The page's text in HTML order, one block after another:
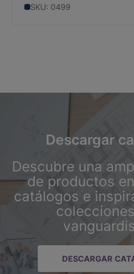
SKU: 0499
Descargar
Descubre una
de productos
catálogos e
DESCARGAR